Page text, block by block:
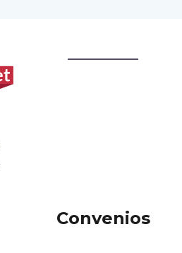
Convenios